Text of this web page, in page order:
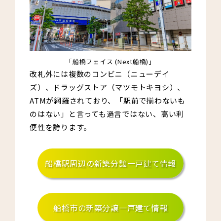
「船橋フェイス (Next船橋)」
改札外には複数のコンビニ（ニューデイ
ズ）、ドラッグストア（マツモトキヨシ）、
ATMが網羅されており、「駅前で揃わないも
のはない」と言っても過言ではない、高い利
便性を誇ります。
船橋駅周辺の新築分譲一戸建て情報
船橋市の新築分譲一戸建て情報